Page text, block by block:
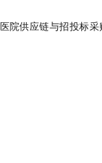
院供应链与招投标